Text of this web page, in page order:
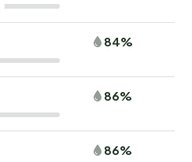
84%
86%
86%